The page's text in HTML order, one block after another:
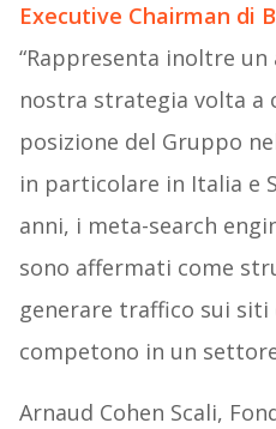
Executive Chairman di
“Rappresenta inoltre
nostra strategia volta a
posizione del Gruppo
in particolare in Italia e
anni, i meta-search
sono affermati come
generare traffico sui siti
competono in un
Arnaud Cohen Scali,